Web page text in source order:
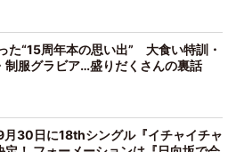
た“15周年本の思い出” 大食い特訓・
制服グラビア…盛りだくさんの裏話
月30日に18thシングル『イチャイチャ